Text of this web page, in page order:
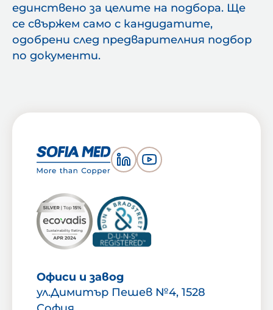
единствено за целите на подбора. Ще
се свържем само с кандидатите,
одобрени след предварителния подбор
по документи.
Офиси и завод
ул.Димитър Пешев №4, 1528